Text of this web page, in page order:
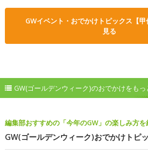
GWイベント・おでかけトピックス【
見る
GW(ゴールデンウィーク)のおでかけをも
編集部おすすめの「今年のGW」の楽しみ方を
GW(ゴールデンウィーク)おでかけトピ